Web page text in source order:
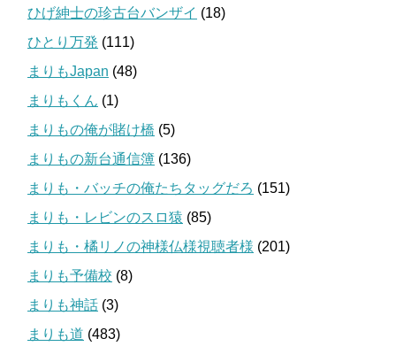
ひげ紳士の珍古台バンザイ (18)
ひとり万発 (111)
まりもJapan (48)
まりもくん (1)
まりもの俺が賭け橋 (5)
まりもの新台通信簿 (136)
まりも・バッチの俺たちタッグだろ (151)
まりも・レビンのスロ猿 (85)
まりも・橘リノの神様仏様視聴者様 (201)
まりも予備校 (8)
まりも神話 (3)
まりも道 (483)